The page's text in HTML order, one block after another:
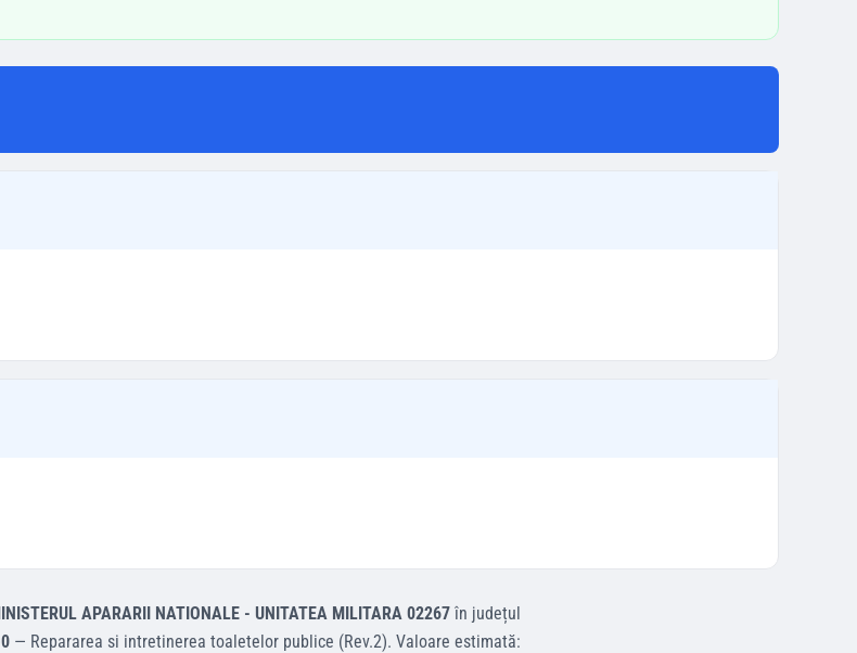
APARARII NATIONALE - UNITATEA MILITARA 02267 în județul
— Repararea si intretinerea toaletelor publice (Rev.2). Valoare estimată: